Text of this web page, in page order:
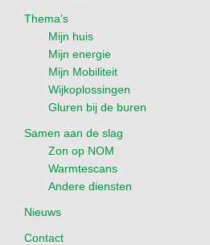
Thema’s
Mijn huis
Mijn energie
Mijn Mobiliteit
Wijkoplossingen
Gluren bij de buren
Samen aan de slag
Zon op NOM
Warmtescans
Andere diensten
Nieuws
Contact